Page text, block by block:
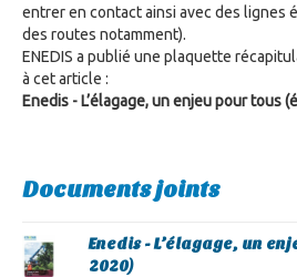
entrer en contact ainsi avec des lignes
des routes notamment).
ENEDIS a publié une plaquette
à cet article :
Enedis - L’élagage, un enjeu pour tous
Documents joints
Enedis - L’élagage, un
2020)